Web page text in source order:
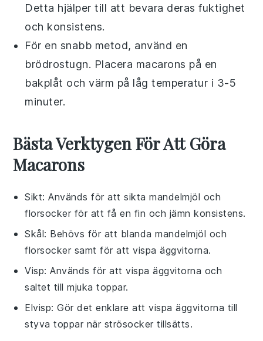
Detta hjälper till att bevara deras fuktighet
och konsistens.
För en snabb metod, använd en
brödrostugn. Placera macarons på en
bakplåt och värm på låg temperatur i 3-5
minuter.
Bästa Verktygen För Att Göra
Macarons
Sikt: Används för att sikta mandelmjöl och
florsocker för att få en fin och jämn konsistens.
Skål: Behövs för att blanda mandelmjöl och
florsocker samt för att vispa äggvitorna.
Visp: Används för att vispa äggvitorna och
saltet till mjuka toppar.
Elvisp: Gör det enklare att vispa äggvitorna till
styva toppar när strösocker tillsätts.